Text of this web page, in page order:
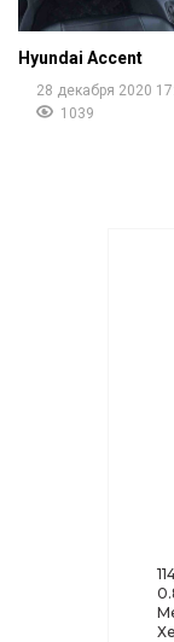
Hyundai Accent
28 декабря 2020
1039